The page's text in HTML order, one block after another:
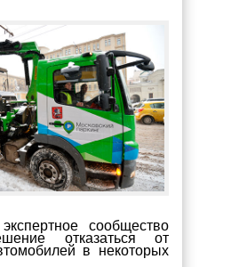
сообщество
отказаться от
в некоторых